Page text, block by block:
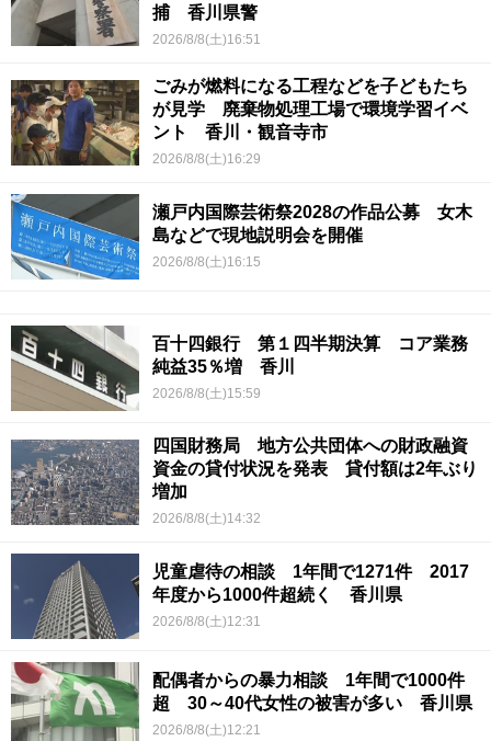
捕 香川県警
2026/8/8(土)16:51
ごみが燃料になる工程などを子どもたち
が見学 廃棄物処理工場で環境学習イベ
ント 香川・観音寺市
2026/8/8(土)16:29
瀬戸内国際芸術祭2028の作品公募 女木
島などで現地説明会を開催
2026/8/8(土)16:15
百十四銀行 第１四半期決算 コア業務
純益35％増 香川
2026/8/8(土)15:59
四国財務局 地方公共団体への財政融資
資金の貸付状況を発表 貸付額は2年ぶり
増加
2026/8/8(土)14:32
児童虐待の相談 1年間で1271件 2017
年度から1000件超続く 香川県
2026/8/8(土)12:31
配偶者からの暴力相談 1年間で1000件
超 30～40代女性の被害が多い 香川県
2026/8/8(土)12:21